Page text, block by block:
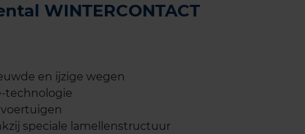
WINTERCONTACT
en ijzige wegen
technologie
speciale lamellenstructuur